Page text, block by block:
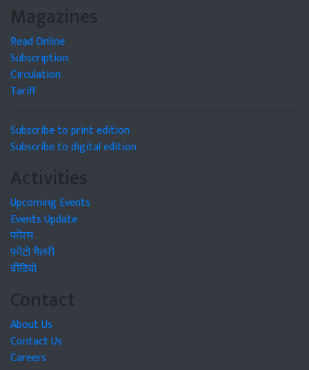
Magazines
Read Online
Subscription
Circulation
Tariff
Subscribe to print edition
Subscribe to digital edition
Activities
Upcoming Events
Events Update
फोरम
फोटो गैलरी
वीडियो
Contact
About Us
Contact Us
Careers